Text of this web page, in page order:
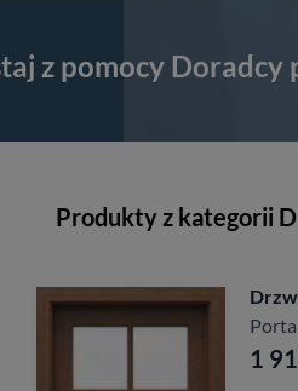
z pomocy
Produkty z kategorii
Porta
1